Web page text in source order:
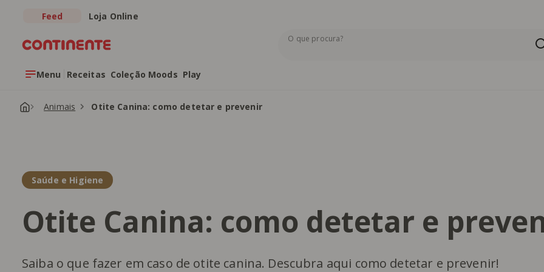
Saltar para o conteúdo principal
Feed Loja Online
Os resultados da pesquisa serão exibidos aqui ou na
O que procura?
Menu Receitas Coleção Moods Play
Animais Otite Canina: como detetar e prevenir
Saúde e Higiene
Otite Canina: como detetar e
Saiba o que fazer em caso de otite canina. Descubra aqui como detetar e prevenir!